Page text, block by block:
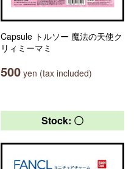
Capsule トルソー 魔法の天使ク
リィミーマミ
500 yen (tax included)
Stock: 〇